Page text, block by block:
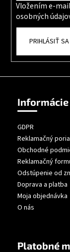
Vložením e-
osobných
PRIHLÁSIŤ SA
Informácie
GDPR
Reklamačný
Obchodné
Reklamačný
Odstúpenie od
Doprava a platba
Moja objednávka
O nás
Platobné